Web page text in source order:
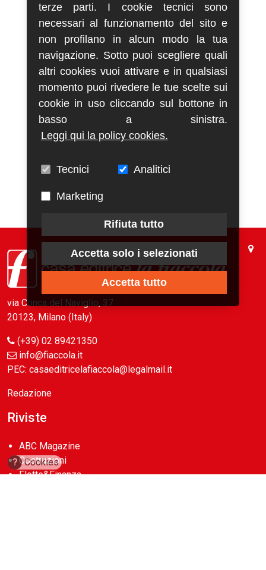
via Conca del Naviglio, 37
20123, Milano (Italy)
(+39) 02 89421350
info@fiaccola.it
PEC: casaeditricelafiaccola@legalmail.it
Redazione
Riviste
ABC Magazine
Costruzioni
Flotte&Finanza
? Cookies
terze parti. I cookie tecnici sono
necessari al funzionamento del sito e
non profilano in alcun modo la tua
navigazione. Sotto puoi scegliere quali
altri cookies vuoi attivare e in qualsiasi
momento puoi rivedere le tue scelte sui
cookie in uso cliccando sul bottone in
basso a sinistra.
Leggi qui la policy cookies.
Tecnici Analitici
Marketing
Rifiuta tutto
Accetta solo i selezionati
Accetta tutto